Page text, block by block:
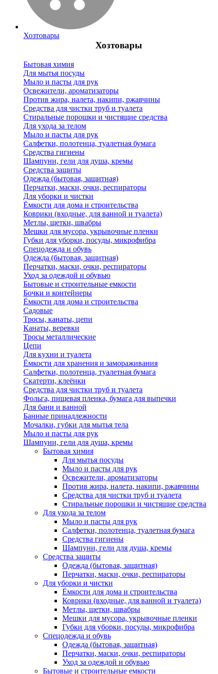
Хозтовары
Хозтовары
Бытовая химия
Для мытья посуды
Мыло и пасты для рук
Освежители, ароматизаторы
Против жира, налета, накипи, ржавчины
Средства для чистки труб и туалета
Стиральные порошки и чистящие средства
Для ухода за телом
Мыло и пасты для рук
Салфетки, полотенца, туалетная бумага
Средства гигиены
Шампуни, гели для душа, кремы
Средства защиты
Одежда (бытовая, защитная)
Перчатки, маски, очки, респираторы
Для уборки и чистки
Ёмкости для дома и строительства
Коврики (входные, для ванной и туалета)
Метлы, щетки, швабры
Мешки для мусора, укрывочные пленки
Губки для уборки, посуды, микрофибра
Спецодежда и обувь
Одежда (бытовая, защитная)
Перчатки, маски, очки, респираторы
Уход за одеждой и обувью
Бытовые и строительные емкости
Бочки и контейнеры
Ёмкости для дома и строительства
Садовые
Тросы, канаты, цепи
Канаты, веревки
Тросы металлические
Цепи
Для кухни и туалета
Ёмкости для хранения и замораживания
Салфетки, полотенца, туалетная бумага
Скатерти, клеёнки
Средства для чистки труб и туалета
Фольга, пищевая пленка, бумага для выпечки
Для бани и ванной
Банные принадлежности
Мочалки, губки для мытья тела
Мыло и пасты для рук
Шампуни, гели для душа, кремы
Бытовая химия
Для мытья посуды
Мыло и пасты для рук
Освежители, ароматизаторы
Против жира, налета, накипи, ржавчины
Средства для чистки труб и туалета
Стиральные порошки и чистящие средства
Для ухода за телом
Мыло и пасты для рук
Салфетки, полотенца, туалетная бумага
Средства гигиены
Шампуни, гели для душа, кремы
Средства защиты
Одежда (бытовая, защитная)
Перчатки, маски, очки, респираторы
Для уборки и чистки
Ёмкости для дома и строительства
Коврики (входные, для ванной и туалета)
Метлы, щетки, швабры
Мешки для мусора, укрывочные пленки
Губки для уборки, посуды, микрофибра
Спецодежда и обувь
Одежда (бытовая, защитная)
Перчатки, маски, очки, респираторы
Уход за одеждой и обувью
Бытовые и строительные емкости